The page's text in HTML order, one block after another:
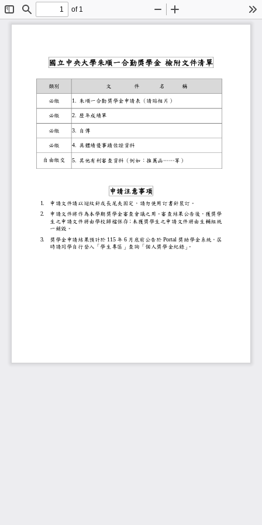
Toggle
Sidebar
Find
of 1
Zoom
Out
In
國立中央大學朱順一合勤獎學金
檢附文件清單
類別 文 件 名 稱
必繳 1.朱順一合勤獎學金申請表（請貼相片）
必繳 2.歷年成績單
必繳 3. 自傳
必繳 4.具體績優事蹟佐證資料
自由繳交
5.其他有利審查資料（例如：推薦函......等）
申請注意事項
1.
申請文件請以迴紋針或長尾夾固定，請勿使用訂書
2.
申請文件將作為本學期獎學金審查會議之用。審查
生之申請文件將由學校歸檔保存；未獲獎學生之申
一銷毀。
3.
獎學金申請結果預計於
11
5 年 6 月底前公告於
Portal獎助學金
系統，
屆
時請同學自行登入「學生專區」查詢「個人獎學金
。